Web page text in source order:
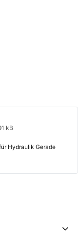
kB
Hydraulik Gerade